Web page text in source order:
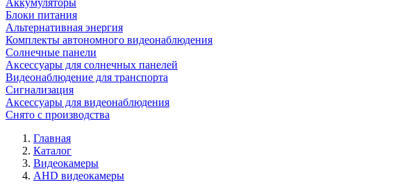
Аккумуляторы
Блоки питания
Альтернативная энергия
Комплекты автономного видеонаблюдения
Солнечные панели
Аксессуары для солнечных панелей
Видеонаблюдение для транспорта
Сигнализация
Аксессуары для видеонаблюдения
Снято с производства
Главная
Каталог
Видеокамеры
AHD видеокамеры